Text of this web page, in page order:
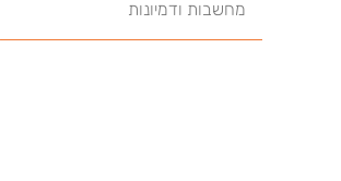
מחשבות ודמיונות